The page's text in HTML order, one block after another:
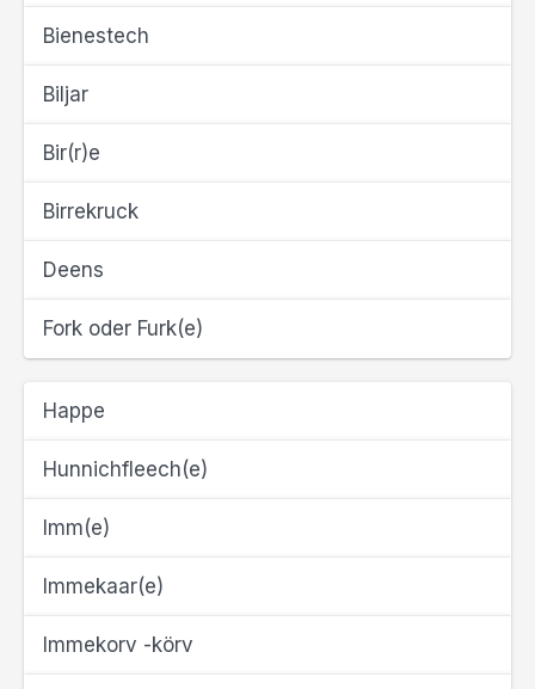
Bienestech
Biljar
Bir(r)e
Birrekruck
Deens
Fork oder Furk(e)
Happe
Hunnichfleech(e)
Imm(e)
Immekaar(e)
Immekorv -körv